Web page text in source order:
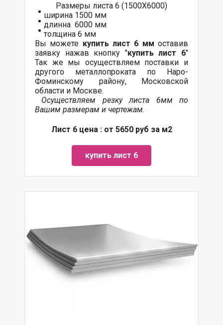
Размеры листа 6 (1500Х6000)
ширина 1500 мм
длинна 6000 мм
толщина 6 мм
Вы можете купить лист 6 мм оставив
заявку нажав кнопку "купить лист 6"
Так же мы осуществляем поставки и
другого металлопроката по Наро-
Фоминскому району, Московской
области и Москве.
Осуществляем резку листа 6мм по
Вашим размерам и чертежам.
Лист 6 цена : от 5650 руб за м2
купить лист 6